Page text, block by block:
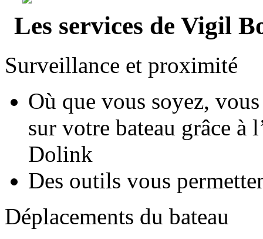
Les services de Vigil
Surveillance et proximité
Où que vous soyez,
sur votre bateau grâce à
Dolink
Des outils vous
Déplacements du bateau